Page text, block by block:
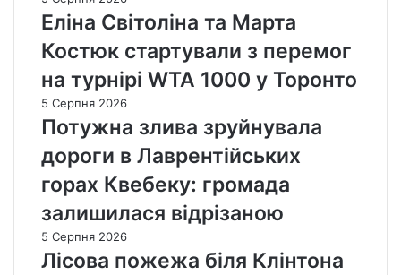
Еліна Світоліна та Марта
Костюк стартували з перемог
на турнірі WTA 1000 у Торонто
5 Серпня 2026
Потужна злива зруйнувала
дороги в Лаврентійських
горах Квебеку: громада
залишилася відрізаною
5 Серпня 2026
Лісова пожежа біля Клінтона